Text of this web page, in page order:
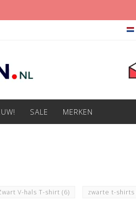
SALE MERKEN
V-hals T-shirt (6) zwarte t-shirts